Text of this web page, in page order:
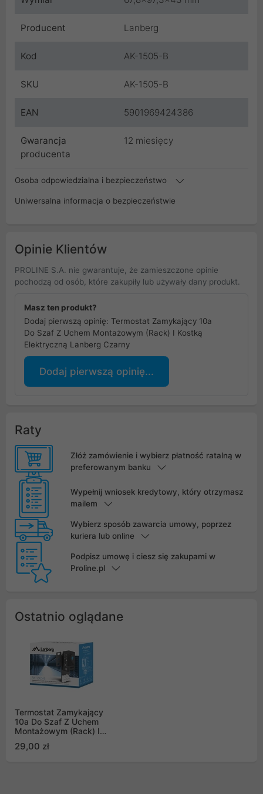
Producent Lanberg
Kod AK-1505-B
SKU AK-1505-B
EAN 5901969424386
Gwarancja
producenta
12 miesięcy
Osoba odpowiedzialna i bezpieczeństwo
Uniwersalna informacja o bezpieczeństwie
Opinie Klientów
PROLINE S.A. nie gwarantuje, że zamieszczone opinie
pochodzą od osób, które zakupiły lub używały dany produkt.
Masz ten produkt?
Dodaj pierwszą opinię: Termostat Zamykający 10a
Do Szaf Z Uchem Montażowym (Rack) I Kostką
Elektryczną Lanberg Czarny
Dodaj pierwszą opinię...
Raty
Złóż zamówienie i wybierz płatność ratalną w
preferowanym banku
Wypełnij wniosek kredytowy, który otrzymasz
mailem
Wybierz sposób zawarcia umowy, poprzez
kuriera lub online
Podpisz umowę i ciesz się zakupami w
Proline.pl
Ostatnio oglądane
Termostat Zamykający
10a Do Szaf Z Uchem
Montażowym (Rack) I
Lanberg Czarny
29,00 zł